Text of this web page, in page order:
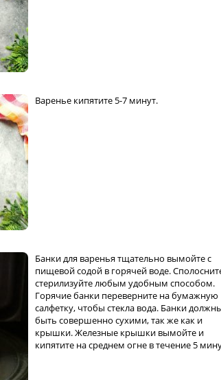
Варенье кипятите 5-7 минут.
Банки для варенья тщательно вымойте с
пищевой содой в горячей воде.
стерилизуйте любым удобным способом.
Горячие банки переверните на бумажную
салфетку, чтобы стекла вода. Банки
быть совершенно сухими, так же как и
крышки. Железные крышки вымойте и
кипятите на среднем огне в течение 5